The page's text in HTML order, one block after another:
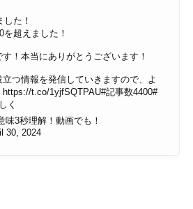
た！
超えました！
！本当にありがとうございます！
つ情報を発信していきますので、よ
https://t.co/1yjfSQTPAU#記事数4400#
く
3秒理解！動画でも！
30, 2024